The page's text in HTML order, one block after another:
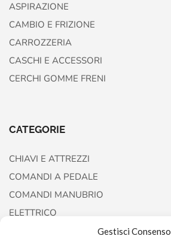
Gestisci Consenso
ASPIRAZIONE
CAMBIO E FRIZIONE
CARROZZERIA
CASCHI E ACCESSORI
CERCHI GOMME FRENI
CATEGORIE
CHIAVI E ATTREZZI
COMANDI A PEDALE
COMANDI MANUBRIO
ELETTRICO
FORCELLE E AMMORTIZZATORI